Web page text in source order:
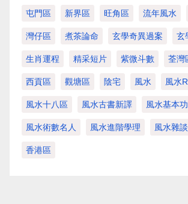
屯門區 新界區 旺角區 流年風水
灣仔區 煮茶論命 玄學奇異過案 玄
生肖運程 精采短片 紫微斗數 荃灣
西貢區 觀塘區 陰宅 風水 風水
風水十八區 風水古書新譯 風水基本功
風水術數名人 風水進階學理 風水雜談
香港區